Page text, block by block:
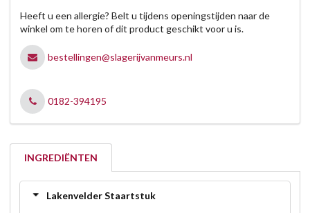
Heeft u een allergie? Belt u tijdens openingstijden naar de
winkel om te horen of dit product geschikt voor u is.
bestellingen@slagerijvanmeurs.nl
0182-394195
INGREDIËNTEN
Lakenvelder Staartstuk